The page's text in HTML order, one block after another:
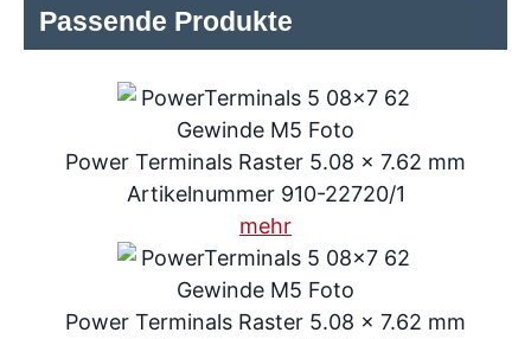
Passende Produkte
Power Terminals Raster 5.08 x 7.62 mm
Artikelnummer 910-22720/1
mehr
Power Terminals Raster 5.08 x 7.62 mm